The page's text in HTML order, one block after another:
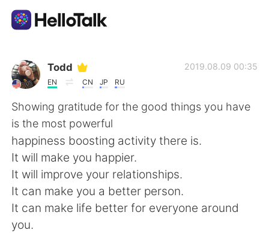
แอปแลกเปลี่ยนทางภาษา
AI Grammar Checker
ไทย
English 简体中文
繁體中文 Español
Todd
EN CN JP RU
2019.08.09 00:35
Showing gratitude for the good things you have
is the most powerful
happiness boosting activity there is.
It will make you happier.
It will improve your relationships.
It can make you a better person.
It can make life better for everyone around
you.